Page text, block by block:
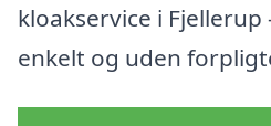
kloakservice i
enkelt og uden